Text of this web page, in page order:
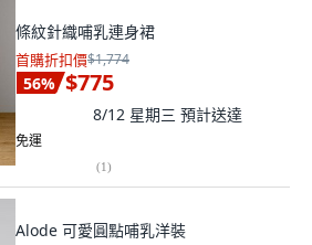
條紋針織哺乳連身裙
首購折扣價$1,774
56% $775
8/12 星期三 預計送達
免運
(1)
Alode 可愛圓點哺乳洋裝